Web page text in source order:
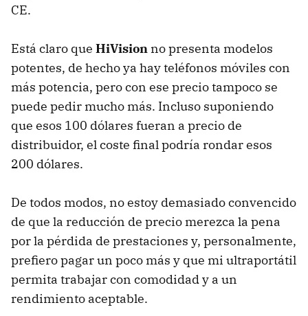
CE.
Está claro que HiVision no presenta modelos
potentes, de hecho ya hay teléfonos móviles con
más potencia, pero con ese precio tampoco se
puede pedir mucho más. Incluso suponiendo
que esos 100 dólares fueran a precio de
distribuidor, el coste final podría rondar esos
200 dólares.
De todos modos, no estoy demasiado convencido
de que la reducción de precio merezca la pena
por la pérdida de prestaciones y, personalmente,
prefiero pagar un poco más y que mi ultraportátil
permita trabajar con comodidad y a un
rendimiento aceptable.